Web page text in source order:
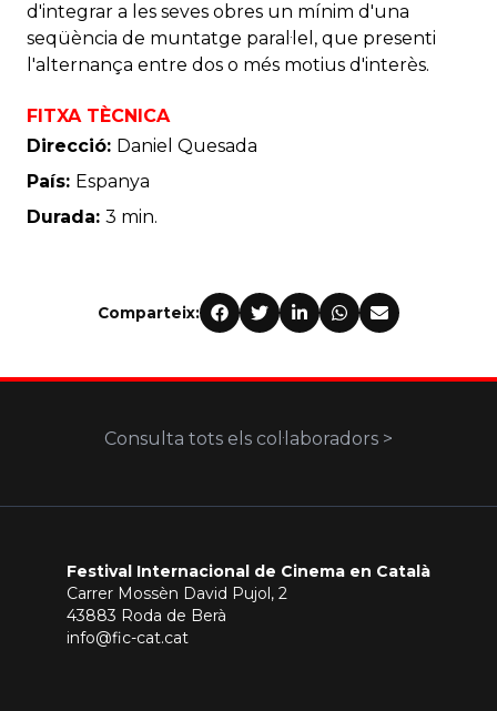
d'integrar a les seves obres un mínim d'una
seqüència de muntatge paral·lel, que presenti
l'alternança entre dos o més motius d'interès.
FITXA TÈCNICA
Direcció: Daniel Quesada
País: Espanya
Durada: 3 min.
Comparteix:
Consulta tots els col·laboradors >
Festival Internacional de Cinema en Català
Carrer Mossèn David Pujol, 2
43883 Roda de Berà
info@fic-cat.cat